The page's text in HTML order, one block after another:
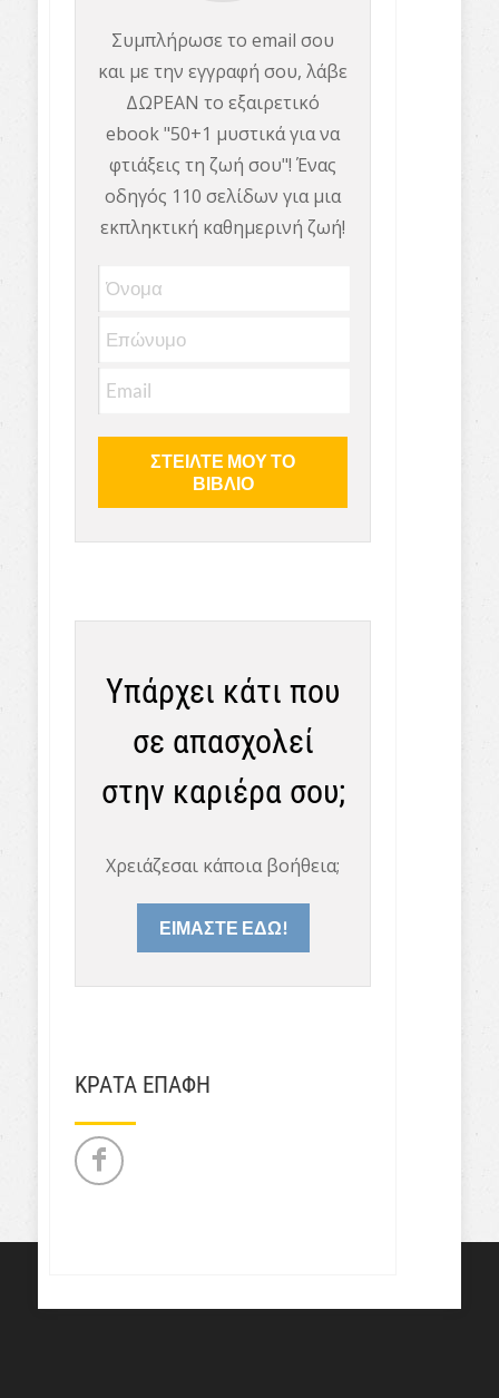
Συμπλήρωσε το email σου
και με την εγγραφή σου, λάβε
ΔΩΡΕΑΝ το εξαιρετικό
ebook "50+1 μυστικά για να
φτιάξεις τη ζωή σου"! Ένας
οδηγός 110 σελίδων για μια
εκπληκτική καθημερινή ζωή!
Υπάρχει κάτι που
σε απασχολεί
στην καριέρα σου;
Χρειάζεσαι κάποια βοήθεια;
ΕΙΜΑΣΤΕ ΕΔΩ!
ΚΡΑΤΑ ΕΠΑΦΗ